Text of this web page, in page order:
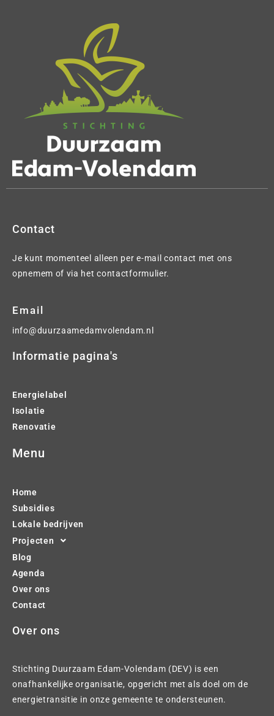
Contact
Je kunt momenteel alleen per e-mail contact met ons
opnemem of via het contactformulier.
Email
info@duurzaamedamvolendam.nl
Informatie pagina's
Energielabel
Isolatie
Renovatie
Menu
Home
Subsidies
Lokale bedrijven
Projecten
Blog
Agenda
Over ons
Contact
Over ons
Stichting Duurzaam Edam-Volendam (DEV) is een
onafhankelijke organisatie, opgericht met als doel om de
energietransitie in onze gemeente te ondersteunen.